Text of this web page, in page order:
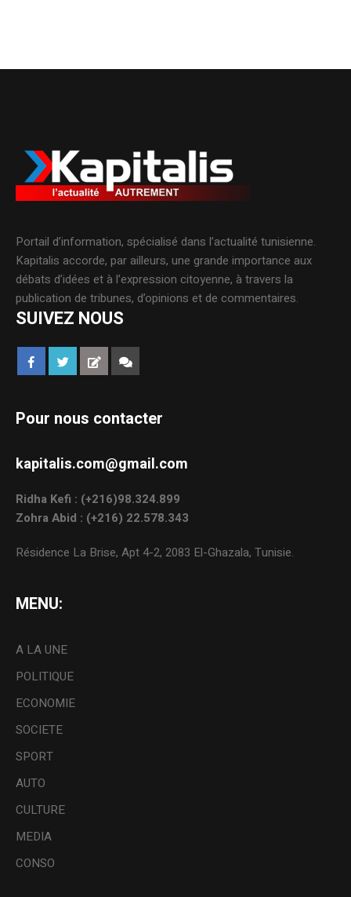
Portail d’information, spécialisé dans l’actualité tunisienne.
Kapitalis accorde, par ailleurs, une grande importance aux
débats d’idées et à l’expression citoyenne, à travers la
publication de tribunes, d’opinions et de commentaires.
SUIVEZ NOUS
Pour nous contacter
kapitalis.com@gmail.com
Ridha Kefi : (+216)98.324.899
Zohra Abid : (+216) 22.578.343
Résidence La Brise, Apt 4-2, 2083 El-Ghazala, Tunisie.
MENU:
A LA UNE
POLITIQUE
ECONOMIE
SOCIETE
SPORT
AUTO
CULTURE
MEDIA
CONSO